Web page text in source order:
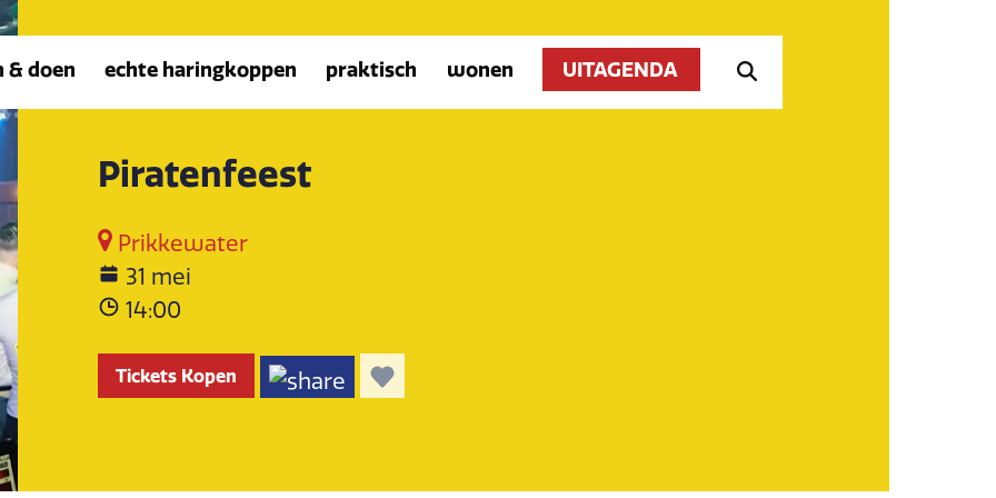
& doen echte haringkoppen praktisch wonen UITAGENDA
Piratenfeest
Prikkewater
31 mei
14:00
Tickets Kopen